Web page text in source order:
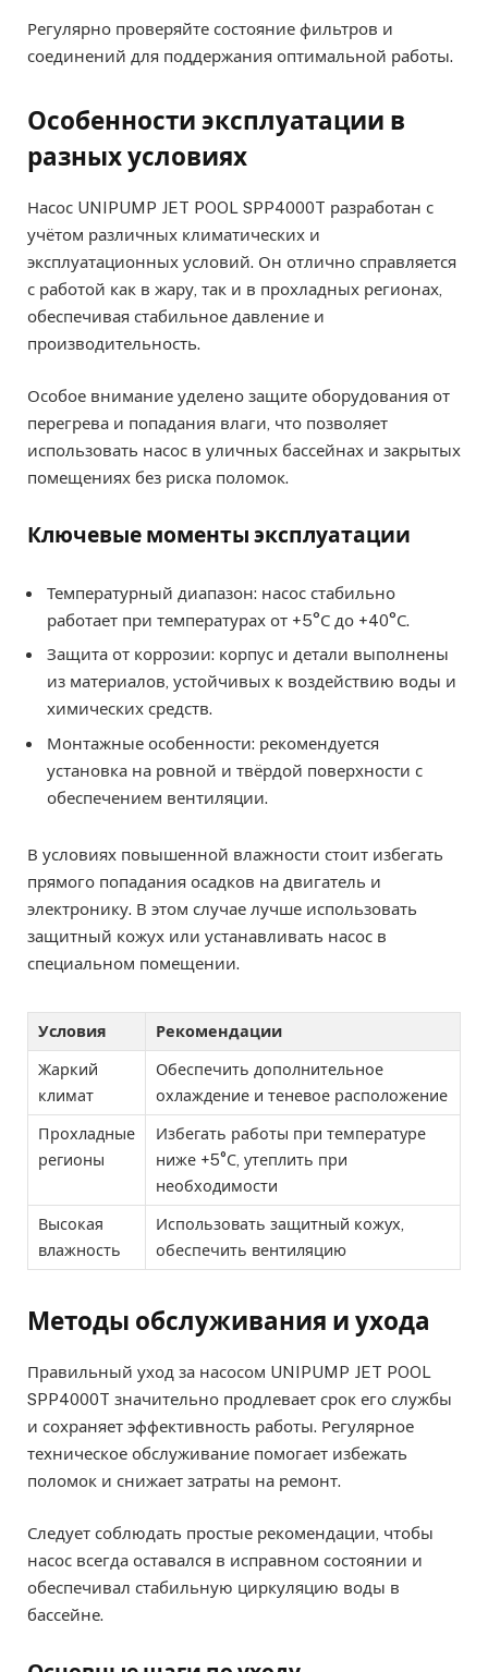
Регулярно проверяйте состояние фильтров и
соединений для поддержания оптимальной работы.
Особенности эксплуатации в
разных условиях
Насос UNIPUMP JET POOL SPP4000T разработан с
учётом различных климатических и
эксплуатационных условий. Он отлично справляется
с работой как в жару, так и в прохладных регионах,
обеспечивая стабильное давление и
производительность.
Особое внимание уделено защите оборудования от
перегрева и попадания влаги, что позволяет
использовать насос в уличных бассейнах и закрытых
помещениях без риска поломок.
Ключевые моменты эксплуатации
Температурный диапазон: насос стабильно
работает при температурах от +5°С до +40°С.
Защита от коррозии: корпус и детали выполнены
из материалов, устойчивых к воздействию воды и
химических средств.
Монтажные особенности: рекомендуется
установка на ровной и твёрдой поверхности с
обеспечением вентиляции.
В условиях повышенной влажности стоит избегать
прямого попадания осадков на двигатель и
электронику. В этом случае лучше использовать
защитный кожух или устанавливать насос в
специальном помещении.
Условия Рекомендации
Жаркий
климат
Обеспечить дополнительное
охлаждение и теневое расположение
Прохладные
регионы
Избегать работы при температуре
ниже +5°С, утеплить при
необходимости
Высокая
влажность
Использовать защитный кожух,
обеспечить вентиляцию
Методы обслуживания и ухода
Правильный уход за насосом UNIPUMP JET POOL
SPP4000T значительно продлевает срок его службы
и сохраняет эффективность работы. Регулярное
техническое обслуживание помогает избежать
поломок и снижает затраты на ремонт.
Следует соблюдать простые рекомендации, чтобы
насос всегда оставался в исправном состоянии и
обеспечивал стабильную циркуляцию воды в
бассейне.